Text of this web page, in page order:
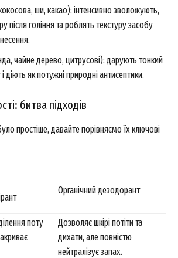
ши, какао): інтенсивно зволожують,
після гоління та роблять текстуру засобу
чайне дерево, цитрусові): дарують тонкий
діють як потужні природні антисептики.
битва підходів
простіше, давайте порівняємо їх ключові
Органічний дезодорант
поту
Дозволяє шкірі потіти та
дихати, але повністю
нейтралізує запах.